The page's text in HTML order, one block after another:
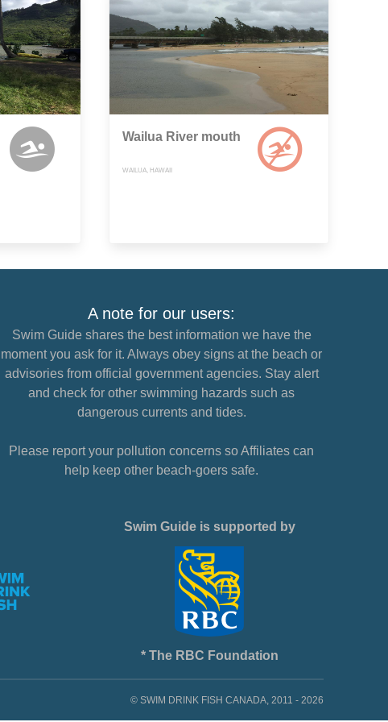
Wailua River mouth
WAILUA, HAWAII
A note for our users:
Swim Guide shares the best information we have the
moment you ask for it. Always obey signs at the beach or
advisories from official government agencies. Stay alert
and check for other swimming hazards such as
dangerous currents and tides.
Please report your pollution concerns so Affiliates can
help keep other beach-goers safe.
Swim Guide is supported by
* The RBC Foundation
© SWIM DRINK FISH CANADA, 2011 - 2026